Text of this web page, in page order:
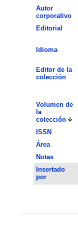
Autor
corporativo
Editorial
Idioma
Editor de la
colección
Volumen de
la
colección
ISSN
Área
Notas
Insertado
por